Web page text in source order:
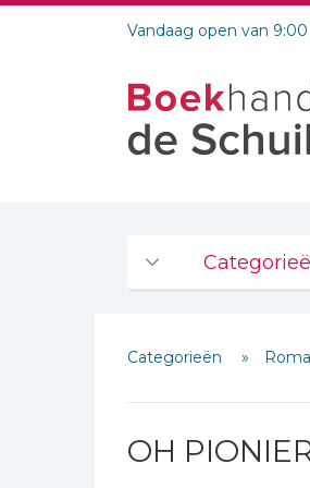
Vandaag open van
De Bijbel
Bijbelse
Bijbelstudie
Categorieën
OH